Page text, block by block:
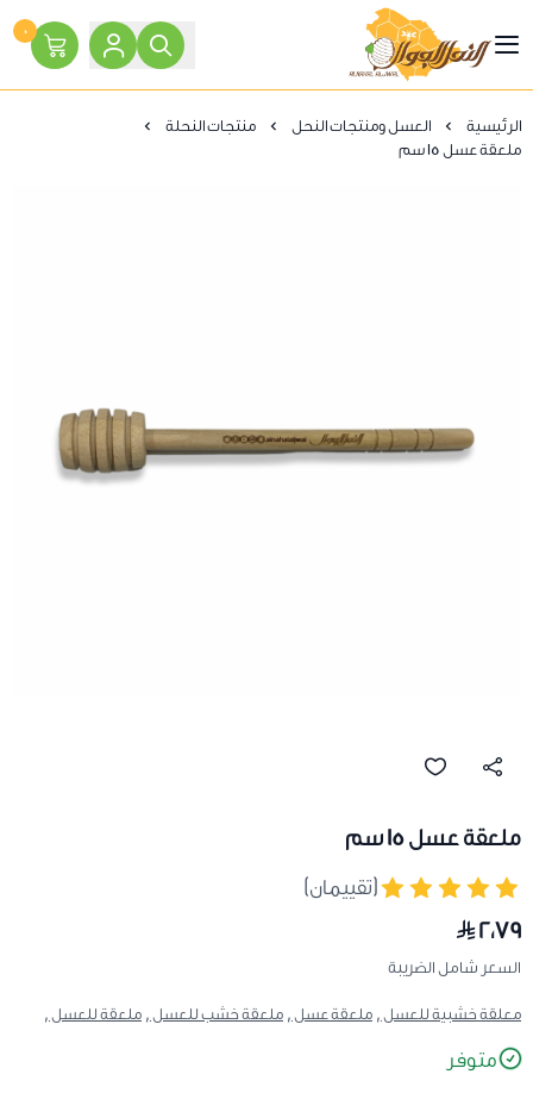
النحل الجوال
٠
الرئيسية العسل ومنتجات النحل
منتجات النحلة
ملعقة عسل 15 سم
ملعقة عسل 15 سم
(تقييمان)
٢٫٧٩
السعر شامل الضريبة
معلقة خشبية للعسل , ملعقة عسل , ملعقة خشب للعسل , ملعقة للعسل ,
متوفر